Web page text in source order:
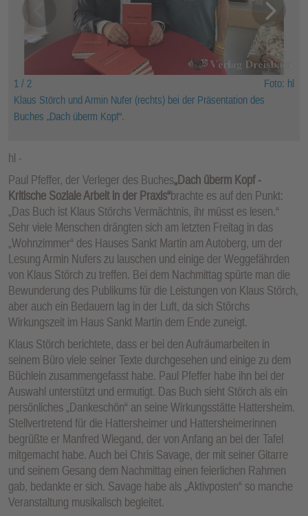
1 / 2
Foto: hl
Klaus Störch und Armin Nufer (rechts) bei der Präsentation des
Buches „Dach überm Kopf“.
hl
Paul Pfeffer, der Verleger des Buches„Dach überm Kopf -
Kritische Soziale Arbeit in der Praxis“brachte es auf den Punkt:
„Das Buch ist Klaus Störchs Vermächtnis, ihr müsst es lesen.“
Sehr viele Menschen drängten sich am letzten Freitag in das
„Wohnzimmer“ des Hauses Sankt Martin am Autoberg, um der
Lesung Armin Nufers zu lauschen und einige der Weggefährden
von Klaus Störch zu treffen. Bei dem Nachmittag spürte man die
Bewunderung des Publikums für die Leistungen von Klaus Störch,
aber auch ein Bedauern lag in der Luft, da sich Störchs
Wirkungszeit im Haus Sankt Martin dem Ende zuneigt.
Klaus Störch berichtete, dass er bei den Aufräumarbeiten in
seinem Büro viele seiner Texte durchgesehen und einige zu dem
Büchlein zusammengefasst habe. Paul Pfeffer habe ihn bei der
Auswahl unterstützt und ermutigt. Das Buch sieht Störch als ein
persönliches „Dankeschön“ an seine Wirkungsstätte Hattersheim.
Stellvertretend für die Hattersheimer und Hattersheimerinnen
begrüßte er Manfred Wiegand, der von Anfang an bei der Tafel
mitgemacht habe. Auch bei Chris Savage, der mit seiner Gitarre
und seinem Gesang dem Nachmittag einen feierlichen Rahmen
gab, bedankte er sich. Savage habe als „Aktivposten“ so manche
Veranstaltung musikalisch begleitet.